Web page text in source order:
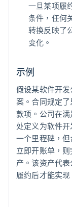
一旦某项履
条件，任何
转换反映了
变化。
示例
假设某软件开
案。合同规定
款项。公司在
处定义为软件
一个里程碑，
立即开账单，
产。该资产代
履约后才能实现